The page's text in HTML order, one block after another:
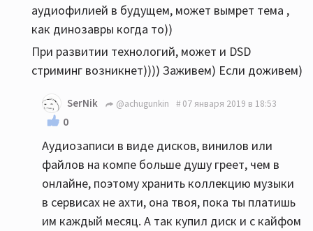
аудиофилией в будущем, может вымрет тема ,
как динозавры когда то))
При развитии технологий, может и DSD
стриминг возникнет)))) Заживем) Если доживем)
SerNik @achugunkin 07 января 2019 в 18:53
0
Аудиозаписи в виде дисков, винилов или
файлов на компе больше душу греет, чем в
онлайне, поэтому хранить коллекцию музыки
в сервисах не ахти, она твоя, пока ты платишь
им каждый месяц. А так купил диск и с кайфом